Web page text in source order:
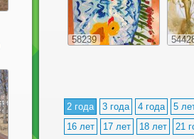
58239
2 года 3 года 4 года
5
16 лет
17 лет 18 лет 21